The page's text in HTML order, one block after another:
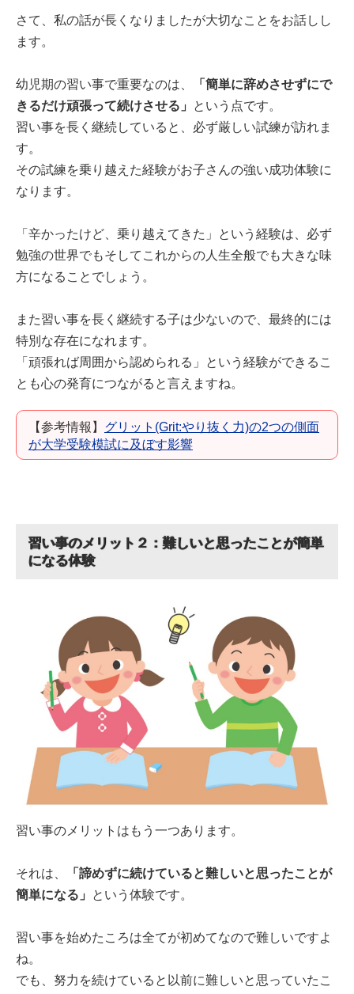
さて、私の話が長くなりましたが大切なことをお話しし
ます。
幼児期の習い事で重要なのは、
「簡単に辞めさせずにで
きるだけ頑張って続けさせる」
という点です。
習い事を長く継続していると、必ず厳しい試練が訪れま
す。
その試練を乗り越えた経験がお子さんの強い成功体験に
なります。
「辛かったけど、乗り越えてきた」という経験は、必ず
勉強の世界でもそしてこれからの人生全般でも大きな味
方になることでしょう。
また習い事を長く継続する子は少ないので、最終的には
特別な存在になれます。
「頑張れば周囲から認められる」という経験ができるこ
とも心の発育につながると言えますね。
【参考情報】 グリット(Grit:やり抜く力)の2つの側面
が大学受験模試に及ぼす影響
習い事のメリット２：難しいと思ったことが簡単
になる体験
習い事のメリットはもう一つあります。
それは、
「諦めずに続けていると難しいと思ったことが
簡単になる」
という体験です。
習い事を始めたころは全てが初めてなので難しいですよ
ね。
でも、努力を続けていると以前に難しいと思っていたこ